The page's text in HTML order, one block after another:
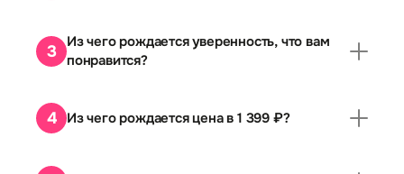
баллада, поп-рок, R&B, рэп, шансон, акустика —
и мужской или женский вокал. А аранжировку и
стиль — просто опишите настроение («тёплое»,
«весёлое», «торжественное»), мы попадём в его
3
Из чего рождается уверенность, что вам
понравится?
мы пришлём фрагмент с именем получателя —
4 Из чего рождается цена в 1 399 ₽?